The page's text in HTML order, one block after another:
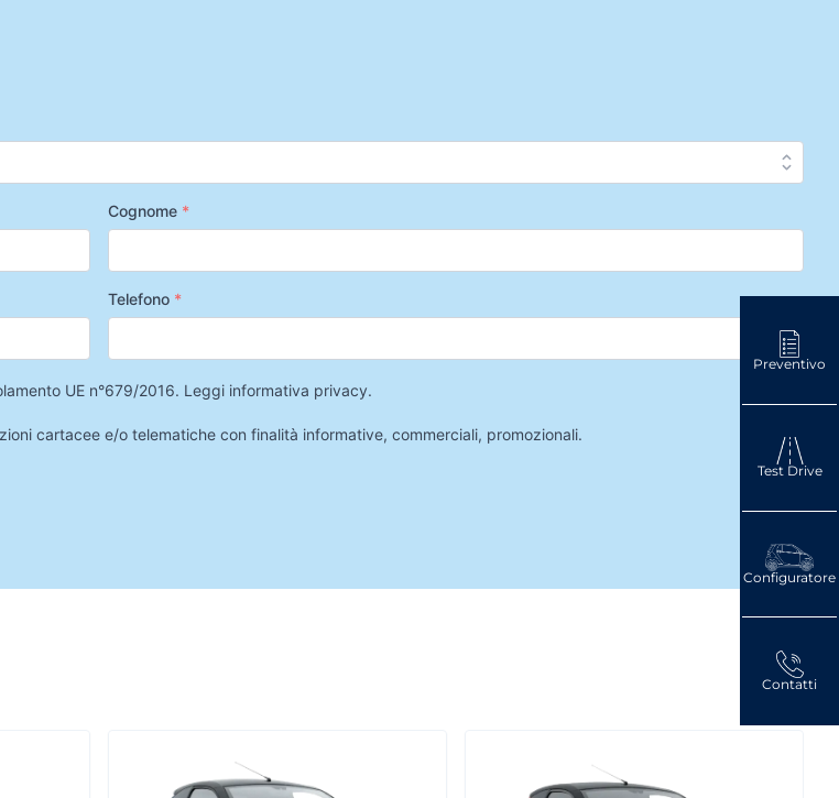
Preventivo
Test Drive
Configuratore
Contatti
Cognome *
Telefono *
UE n°679/2016. Leggi informativa privacy.
cartacee e/o telematiche con finalità informative, commerciali, promozionali.